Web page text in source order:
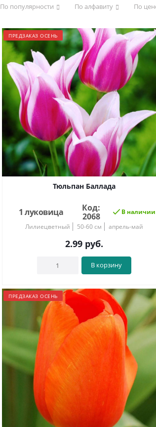
По популярности По алфавиту По
ПРЕДЗАКАЗ ОСЕНЬ
Тюльпан Баллада
1 луковица
Код:
2068
В наличии
Лилиецветный
50-60 см апрель-май
2.99руб.
В корзину
ПРЕДЗАКАЗ ОСЕНЬ